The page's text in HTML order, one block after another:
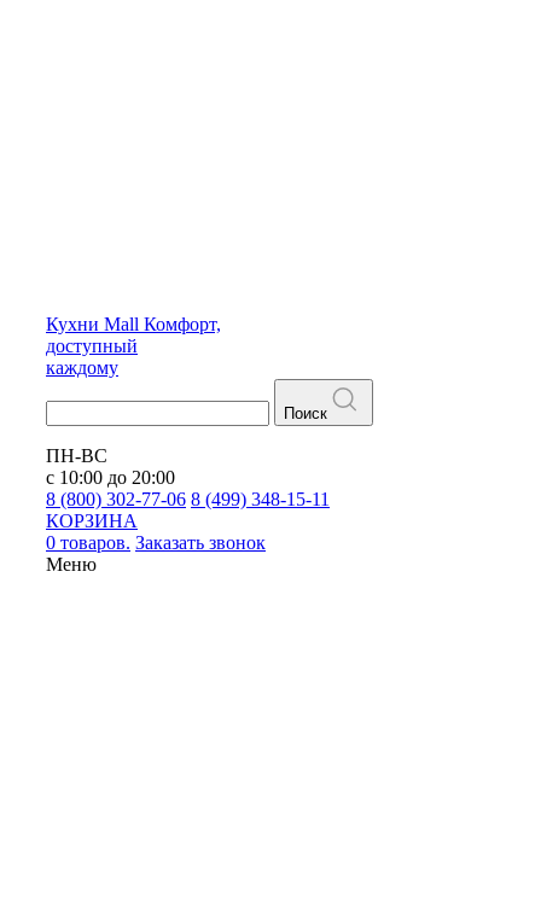
Кухни Mall Комфорт,
доступный
каждому
Поиск
ПН-ВС
с 10:00 до 20:00
8 (800) 302-77-06 8 (499) 348-15-11
КОРЗИНА
0 товаров. Заказать звонок
Меню